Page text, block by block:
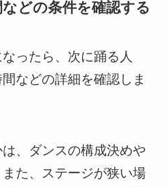
どの条件を確認する
ったら、次に踊る人
などの詳細を確認しま
、ダンスの構成決めや
た、ステージが狭い場